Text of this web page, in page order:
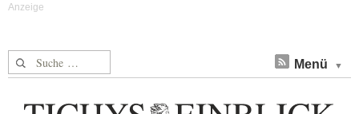
Suche nach: Menü